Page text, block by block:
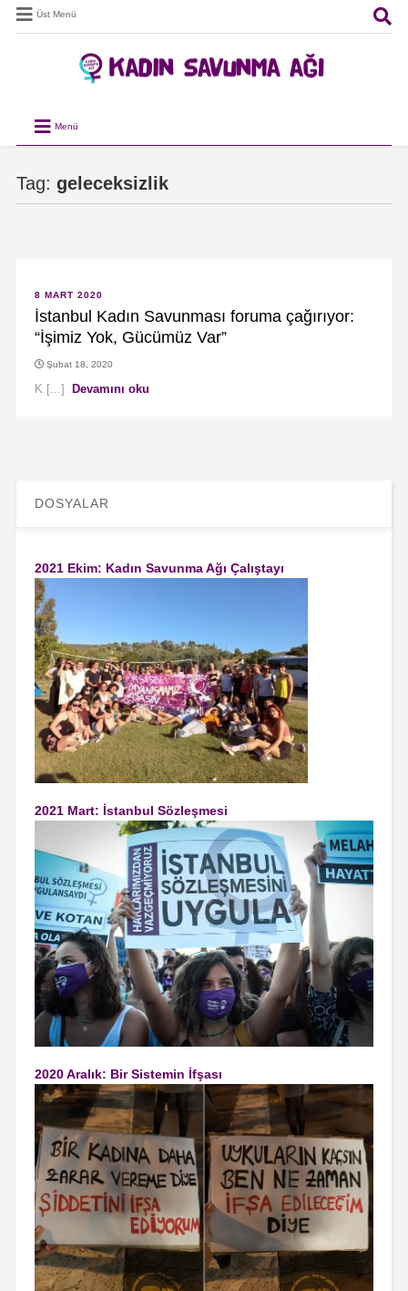
Üst Menü
Menü
Tag: geleceksizlik
8 MART 2020
İstanbul Kadın Savunması foruma çağırıyor:
“İşimiz Yok, Gücümüz Var”
Şubat 18, 2020
K [...] Devamını oku
DOSYALAR
2021 Ekim: Kadın Savunma Ağı Çalıştayı
2021 Mart: İstanbul Sözleşmesi
2020 Aralık: Bir Sistemin İfşası